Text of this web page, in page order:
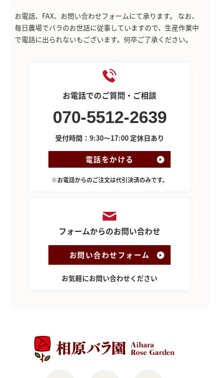
お電話、FAX、お問い合わせフォームにて承ります。
なお、
毎日農場でバラのお世話に従事していますので、生産作業中
で電話に出られないもございます。何卒ご了承ください。
お電話でのご質問・ご相談
070-5512-2639
受付時間：9:30～17:00 定休日あり
電話をかける
※お電話からのご注文は代引決済のみです。
フォームからのお問い合わせ
お問い合わせフォーム
お気軽にお問い合わせください